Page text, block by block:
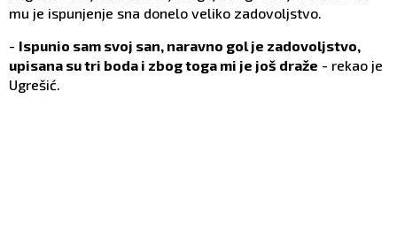
mu je ispunjenje sna donelo veliko zadovoljstvo.
- Ispunio sam svoj san, naravno gol je zadovoljstvo,
upisana su tri boda i zbog toga mi je još draže - rekao je
Ugrešić.